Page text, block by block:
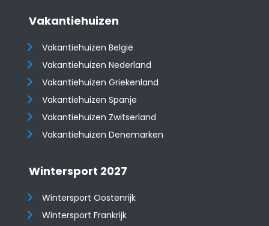
Vakantiehuizen
Vakantiehuizen België
Vakantiehuizen Nederland
Vakantiehuizen Griekenland
Vakantiehuizen Spanje
​​​​​​​Vakantiehuizen Zwitserland
Vakantiehuizen Denemarken
Wintersport 2027
Wintersport Oostenrijk
Wintersport Frankrijk